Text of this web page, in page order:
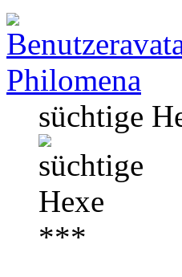
Philomena
süchtige